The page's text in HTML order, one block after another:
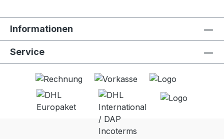
Informationen
Service